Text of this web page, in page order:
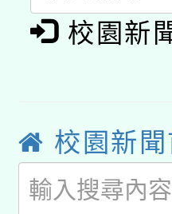
pilot」
有關大
薪期間
轉知經
用水績
動」
桃園市
開 智慧
2026年
校園新
校園新